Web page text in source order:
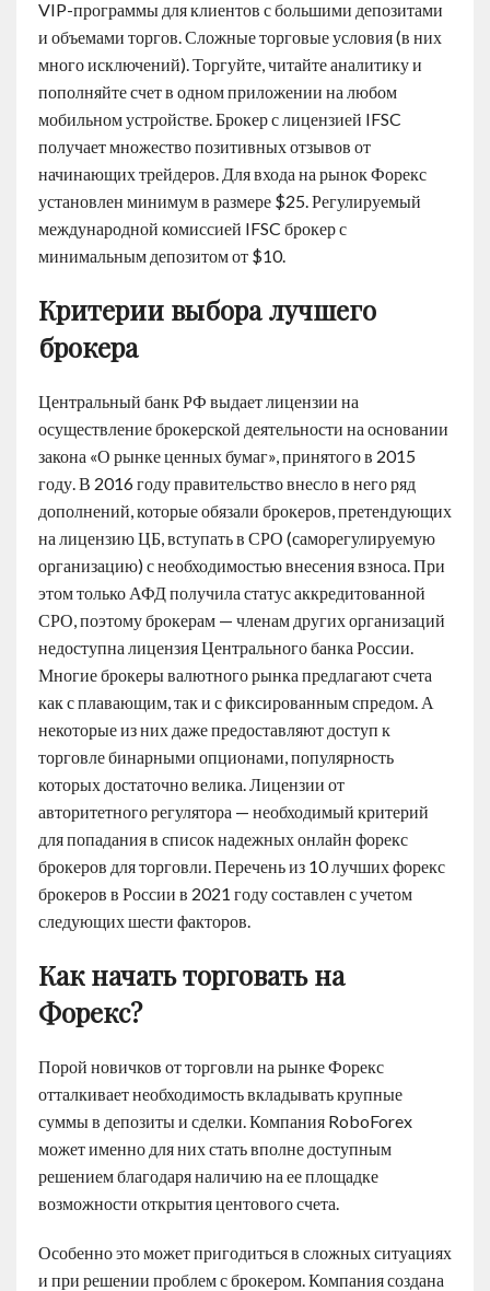
VIP-программы для клиентов с большими депозитами
и объемами торгов. Сложные торговые условия (в них
много исключений). Торгуйте, читайте аналитику и
пополняйте счет в одном приложении на любом
мобильном устройстве. Брокер с лицензией IFSC
получает множество позитивных отзывов от
начинающих трейдеров. Для входа на рынок Форекс
установлен минимум в размере $25. Регулируемый
международной комиссией IFSC брокер с
минимальным депозитом от $10.
Критерии выбора лучшего
брокера
Центральный банк РФ выдает лицензии на
осуществление брокерской деятельности на основании
закона «О рынке ценных бумаг», принятого в 2015
году. В 2016 году правительство внесло в него ряд
дополнений, которые обязали брокеров, претендующих
на лицензию ЦБ, вступать в СРО (саморегулируемую
организацию) с необходимостью внесения взноса. При
этом только АФД получила статус аккредитованной
СРО, поэтому брокерам — членам других организаций
недоступна лицензия Центрального банка России.
Многие брокеры валютного рынка предлагают счета
как с плавающим, так и с фиксированным спредом. А
некоторые из них даже предоставляют доступ к
торговле бинарными опционами, популярность
которых достаточно велика. Лицензии от
авторитетного регулятора — необходимый критерий
для попадания в список надежных онлайн форекс
брокеров для торговли. Перечень из 10 лучших форекс
брокеров в России в 2021 году составлен с учетом
следующих шести факторов.
Как начать торговать на
Форекс?
Порой новичков от торговли на рынке Форекс
отталкивает необходимость вкладывать крупные
суммы в депозиты и сделки. Компания RoboForex
может именно для них стать вполне доступным
решением благодаря наличию на ее площадке
возможности открытия центового счета.
Особенно это может пригодиться в сложных ситуациях
и при решении проблем с брокером. Компания создана